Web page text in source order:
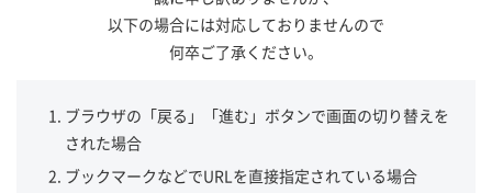
以下の場合には対応しておりませんので
何卒ご了承ください。
ブラウザの「戻る」「進む」ボタンで画面の切り替えを
された場合
ブックマークなどでURLを直接指定されている場合